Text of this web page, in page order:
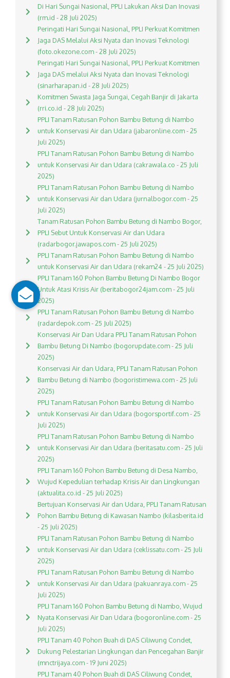
Di Hari Sungai Nasional, PPLI Lakukan Aksi Dan Inovasi
(rm.id - 28 Juli 2025)
Peringati Hari Sungai Nasional, PPLI Perkuat Komitmen
Jaga DAS Melalui Aksi Nyata dan Inovasi Teknologi
(foto.okezone.com - 28 Juli 2025)
Peringati Hari Sungai Nasional, PPLI Perkuat Komitmen
Jaga DAS melalui Aksi Nyata dan Inovasi Teknologi
(sinarharapan.id - 28 Juli 2025)
Komitmen Swasta Jaga Sungai, Cegah Banjir di Jakarta
(rri.co.id - 28 Juli 2025)
PPLI Tanam Ratusan Pohon Bambu Betung di Nambo
untuk Konservasi Air dan Udara (jabaronline.com - 25
Juli 2025)
PPLI Tanam Ratusan Pohon Bambu Betung di Nambo
untuk Konservasi Air dan Udara (cakrawala.co - 25 Juli
2025)
PPLI Tanam Ratusan Pohon Bambu Betung di Nambo
untuk Konservasi Air dan Udara (jurnalbogor.com - 25
Juli 2025)
Tanam Ratusan Pohon Bambu Betung di Nambo Bogor,
PPLI Sebut Untuk Konservasi Air dan Udara
(radarbogor.jawapos.com - 25 Juli 2025)
PPLI Tanam Ratusan Pohon Bambu Betung di Nambo
untuk Konservasi Air dan Udara (rekam24 - 25 Juli 2025)
PPLI Tanam 160 Pohon Bambu Betung Di Nambo Bogor
Untuk Atasi Krisis Air (beritabogor24jam.com - 25 Juli
2025)
PPLI Tanam Ratusan Pohon Bambu Betung di Nambo
(radardepok.com - 25 Juli 2025)
Konservasi Air Dan Udara PPLI Tanam Ratusan Pohon
Bambu Betung Di Nambo (bogorupdate.com - 25 Juli
2025)
Konservasi Air dan Udara, PPLI Tanam Ratusan Pohon
Bambu Betung di Nambo (bogoristimewa.com - 25 Juli
2025)
PPLI Tanam Ratusan Pohon Bambu Betung di Nambo
untuk Konservasi Air dan Udara (bogorsportif.com - 25
Juli 2025)
PPLI Tanam Ratusan Pohon Bambu Betung di Nambo
untuk Konservasi Air dan Udara (beritasatu.com - 25 Juli
2025)
PPLI Tanam 160 Pohon Bambu Betung di Desa Nambo,
Wujud Kepedulian terhadap Krisis Air dan Lingkungan
(aktualita.co.id - 25 Juli 2025)
Bertujuan Konservasi Air dan Udara, PPLI Tanam Ratusan
Pohon Bambu Betung di Kawasan Nambo (kilasberita.id
- 25 Juli 2025)
PPLI Tanam Ratusan Pohon Bambu Betung di Nambo
untuk Konservasi Air dan Udara (ceklissatu.com - 25 Juli
2025)
PPLI Tanam Ratusan Pohon Bambu Betung di Nambo
untuk Konservasi Air dan Udara (pakuanraya.com - 25
Juli 2025)
PPLI Tanam 160 Pohon Bambu Betung di Nambo, Wujud
Nyata Konservasi Air Dan Udara (bogoronline.com - 25
Juli 2025)
PPLI Tanam 40 Pohon Buah di DAS Ciliwung Condet,
Dukung Pelestarian Lingkungan dan Pencegahan Banjir
(mnctrijaya.com - 19 Juni 2025)
PPLI Tanam 40 Pohon Buah di DAS Ciliwung Condet,